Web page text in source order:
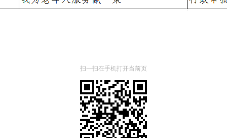
扫一扫在手机打开当前页